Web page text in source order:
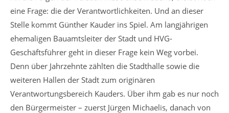
eine Frage: die der Verantwortlichkeiten. Und an dieser
Stelle kommt Günther Kauder ins Spiel. Am langjährigen
ehemaligen Bauamtsleiter der Stadt und HVG-
Geschäftsführer geht in dieser Frage kein Weg vorbei.
Denn über Jahrzehnte zählten die Stadthalle sowie die
weiteren Hallen der Stadt zum originären
Verantwortungsbereich Kauders. Über ihm gab es nur noch
den Bürgermeister – zuerst Jürgen Michaelis, danach von